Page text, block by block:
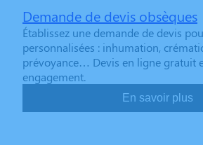
Demande de devis obsèques
Établissez une demande de devis
personnalisées : inhumation,
prévoyance… Devis en ligne gratuit
engagement.
En savoir plus